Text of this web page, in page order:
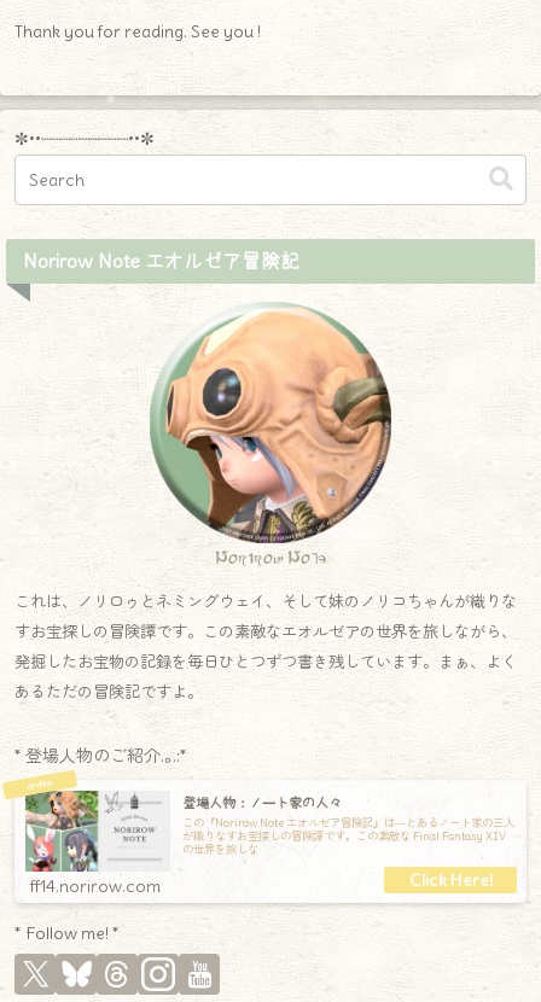
Thank you for reading. See you !
✼••┈┈┈┈┈┈┈┈┈••✼
Norirow Note エオルゼア冒険記
Norirow Note
これは、ノリロゥとネミングウェイ、そして妹のノリコちゃんが織りな
すお宝探しの冒険譚です。この素敵なエオルゼアの世界を旅しながら、
発掘したお宝物の記録を毎日ひとつずつ書き残しています。まぁ、よく
あるただの冒険記ですよ。
* 登場人物のご紹介.｡.:*
登場人物：ノート家の人々
この『Norirow Note エオルゼア冒険記』は―とあるノート家の三人
が織りなすお宝探しの冒険譚です。この素敵な Final Fantasy XIV
の世界を旅しな
ff14.norirow.com
* Follow me! *